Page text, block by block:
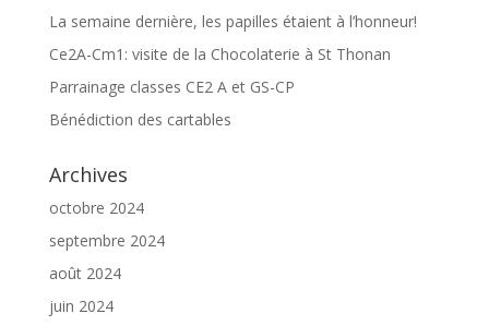
La semaine dernière, les papilles étaient à l’honneur!
Ce2A-Cm1: visite de la Chocolaterie à St Thonan
Parrainage classes CE2 A et GS-CP
Bénédiction des cartables
Archives
octobre 2024
septembre 2024
août 2024
juin 2024